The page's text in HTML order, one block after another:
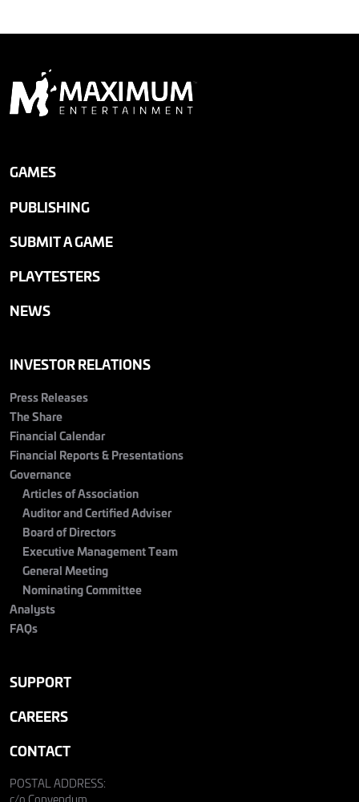
GAMES
PUBLISHING
SUBMIT A GAME
PLAYTESTERS
NEWS
INVESTOR RELATIONS
Press Releases
The Share
Financial Calendar
Financial Reports & Presentations
Governance
Articles of Association
Auditor and Certified Adviser
Board of Directors
Executive Management Team
General Meeting
Nominating Committee
Analysts
FAQs
SUPPORT
CAREERS
CONTACT
POSTAL ADDRESS: